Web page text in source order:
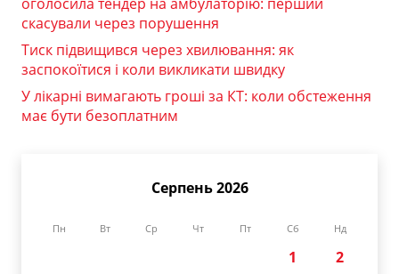
скасували через порушення
Тиск підвищився через хвилювання: як
заспокоїтися і коли викликати швидку
У лікарні вимагають гроші за КТ: коли обстеження
має бути безоплатним
Серпень 2026
Пн Вт Ср Чт Пт Сб Нд
1
2